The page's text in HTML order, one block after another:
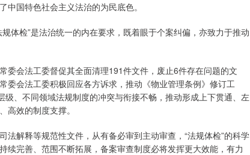
国特色社会主义法治的为民底色。
体检”是法治统一的内在要求，既着眼于个案纠偏，亦致力于推动
委会法工委督促其全面清理191件文件，废止6件存在问题的文
委会法工委积极回应各方诉求，推动《物业管理条例》修订工
、不同领域法规制度的冲突与衔接不畅，推动形成上下贯通、左
高效的制度支撑。
解释等规范性文件，从有备必审到主动审查，“法规体检”的科学
完善、范围不断拓展，备案审查制度必将发挥更大效能，有力